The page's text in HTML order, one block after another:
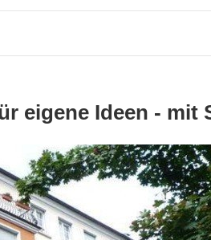
eigene Ideen - mit